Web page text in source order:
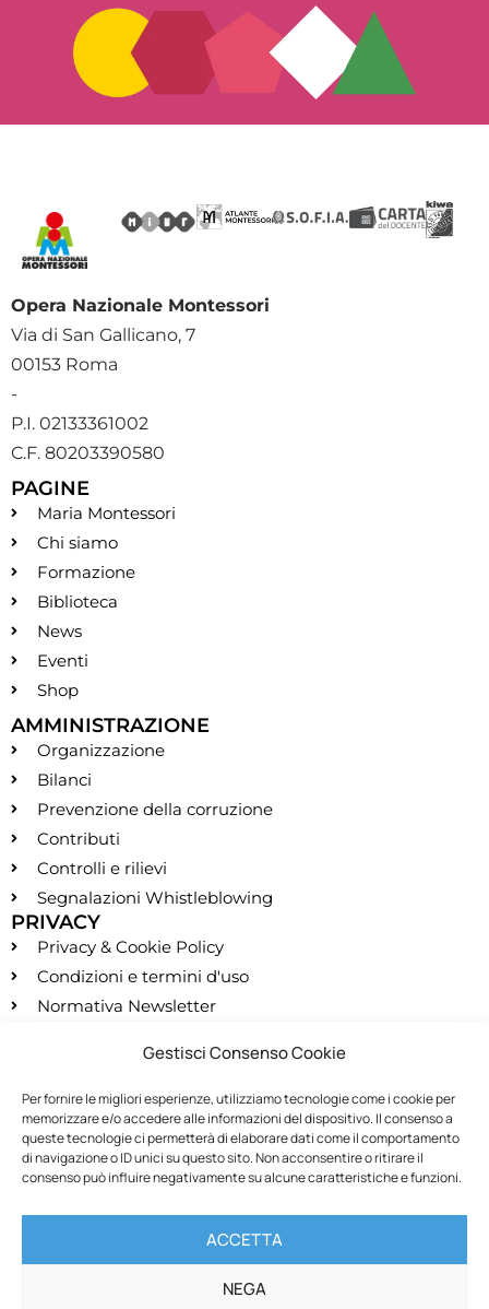
Gestisci Consenso Cookie
Per fornire le migliori esperienze, utilizziamo tecnologie come i cookie per
memorizzare e/o accedere alle informazioni del dispositivo. Il consenso a
queste tecnologie ci permetterà di elaborare dati come il comportamento
di navigazione o ID unici su questo sito. Non acconsentire o ritirare il
consenso può influire negativamente su alcune caratteristiche e funzioni.
ACCETTA
NEGA
Opera Nazionale Montessori
Via di San Gallicano, 7
00153 Roma
-
P.I. 02133361002
C.F. 80203390580
PAGINE
Maria Montessori
Chi siamo
Formazione
Biblioteca
News
Eventi
Shop
AMMINISTRAZIONE
Organizzazione
Bilanci
Prevenzione della corruzione
Contributi
Controlli e rilievi
Segnalazioni Whistleblowing
PRIVACY
Privacy & Cookie Policy
Condizioni e termini d'uso
Normativa Newsletter
segreteria@montessori.it
(+39) 06.584.865
(+39) 06.587.959
SOCIALS